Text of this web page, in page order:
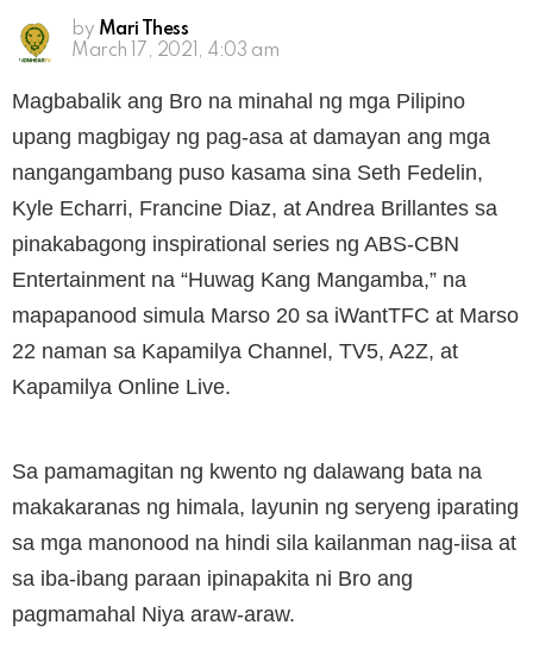
by Mari Thess
March 17, 2021, 4:03 am
Magbabalik ang Bro na minahal ng mga Pilipino
upang magbigay ng pag-asa at damayan ang mga
nangangambang puso kasama sina Seth Fedelin,
Kyle Echarri, Francine Diaz, at Andrea Brillantes sa
pinakabagong inspirational series ng ABS-CBN
Entertainment na “Huwag Kang Mangamba,” na
mapapanood simula Marso 20 sa iWantTFC at Marso
22 naman sa Kapamilya Channel, TV5, A2Z, at
Kapamilya Online Live.
Sa pamamagitan ng kwento ng dalawang bata na
makakaranas ng himala, layunin ng seryeng iparating
sa mga manonood na hindi sila kailanman nag-iisa at
sa iba-ibang paraan ipinapakita ni Bro ang
pagmamahal Niya araw-araw.